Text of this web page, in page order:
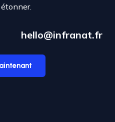
hello@infranat.fr